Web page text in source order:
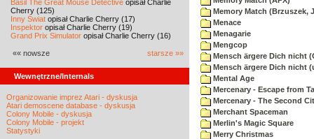
Basil The Great Mouse Detective opisał Charlie
Cherry (125)
Inny Świat opisał Charlie Cherry (17)
Inspektor opisał Charlie Cherry (19)
Grand Prix Simulator opisał Charlie Cherry (16)
«« nowsze starsze »»
Wewnętrzne/Internals
Organizowanie imprez Atari - dyskusja
Atari demoscene database - dyskusja
Colony Mobile - dyskusja
Colony Mobile - projekt
Statystyki
Memory Match (Brzuszek,
Menace
Menagarie
Mengcop
Mensch ärgere Dich nicht
Mensch ärgere Dich nicht
Mental Age
Mercenary - Escape from
Mercenary - The Second
Merchant Spaceman
Merlin's Magic Square
Merry Christmas